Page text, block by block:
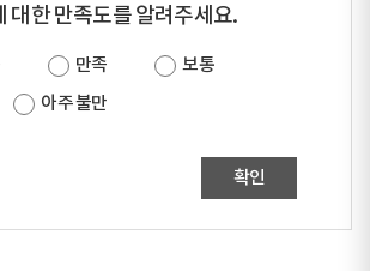
대한 만족도를 알려주세요.
만족
보통
아주 불만
확인